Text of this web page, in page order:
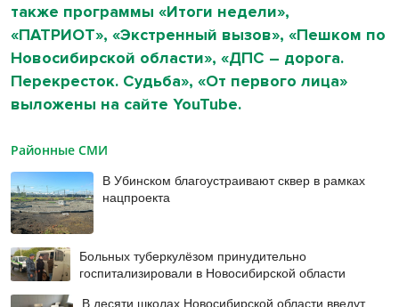
также программы «Итоги недели»,
«ПАТРИОТ», «Экстренный вызов», «Пешком по
Новосибирской области», «ДПС – дорога.
Перекресток. Судьба», «От первого лица»
выложены на сайте YouTube.
Районные СМИ
В Убинском благоустраивают сквер в рамках
нацпроекта
Больных туберкулёзом принудительно
госпитализировали в Новосибирской области
В десяти школах Новосибирской области введут